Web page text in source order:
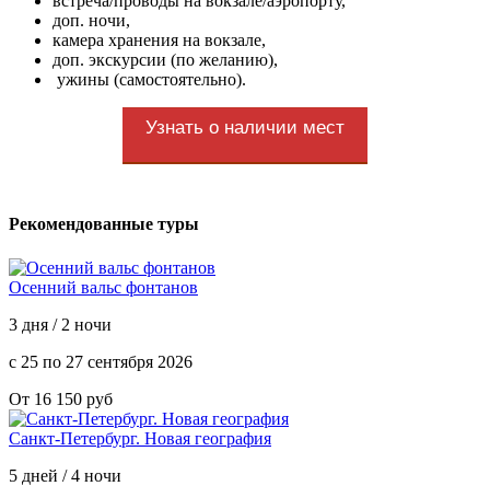
доп. ночи,
камера хранения на вокзале,
доп. экскурсии (по желанию),
ужины (самостоятельно).
Узнать о наличии мест
Рекомендованные туры
Осенний вальс фонтанов
3 дня / 2 ночи
с 25 по 27 сентября 2026
От 16 150 руб
Санкт-Петербург. Новая география
5 дней / 4 ночи